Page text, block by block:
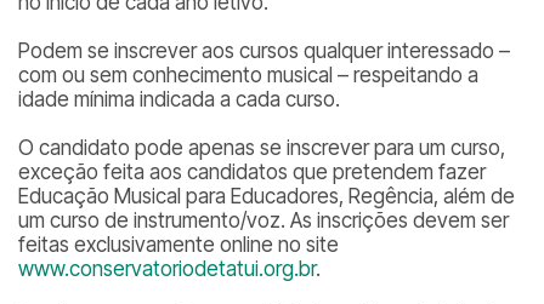
Podem se inscrever aos cursos qualquer interessado –
com ou sem conhecimento musical – respeitando a
idade mínima indicada a cada curso.
O candidato pode apenas se inscrever para um curso,
exceção feita aos candidatos que pretendem fazer
Educação Musical para Educadores, Regência, além de
um curso de instrumento/voz. As inscrições devem ser
feitas exclusivamente online no site
www.conservatoriodetatui.org.br.